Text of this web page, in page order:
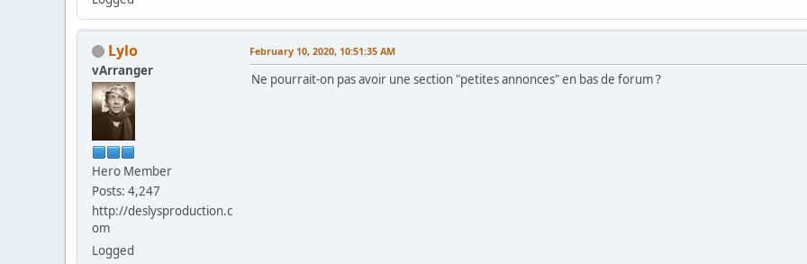
Lylo
vArranger
Hero Member
Posts: 4,247
http://deslysproduction.c
om
Logged
February 10, 2020, 10:51:35 AM
Ne pourrait-on pas avoir une section "petites annonces" en bas de forum ?